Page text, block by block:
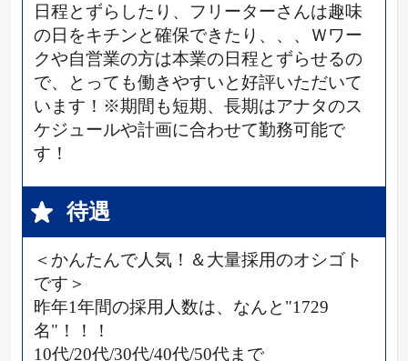
日程とずらしたり、フリーターさんは趣味
の日をキチンと確保できたり、、、Ｗワー
クや自営業の方は本業の日程とずらせるの
で、とっても働きやすいと好評いただいて
います！※期間も短期、長期はアナタのス
ケジュールや計画に合わせて勤務可能で
す！
待遇
＜かんたんで人気！＆大量採用のオシゴト
です＞
昨年1年間の採用人数は、なんと"1729
名"！！！
10代/20代/30代/40代/50代まで